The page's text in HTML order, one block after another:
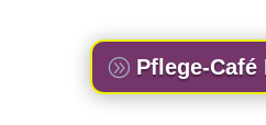
Pflege-Café